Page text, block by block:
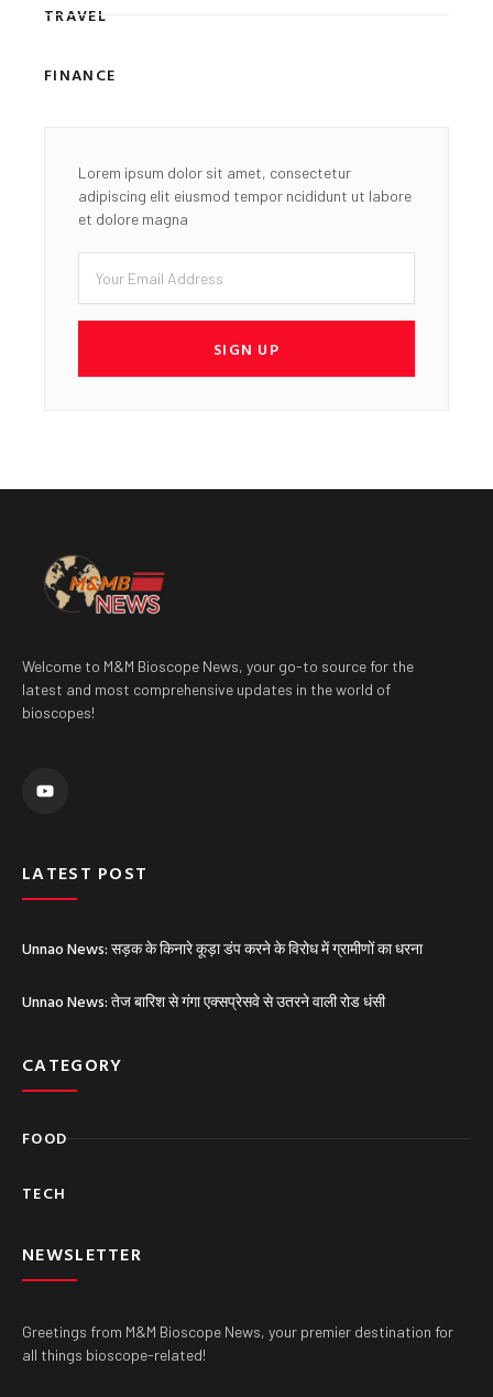
TRAVEL
FINANCE
Lorem ipsum dolor sit amet, consectetur
adipiscing elit eiusmod tempor ncididunt ut labore
et dolore magna
Email
SIGN UP
Welcome to M&M Bioscope News, your go-to source for the
latest and most comprehensive updates in the world of
bioscopes!
u
LATEST POST
Unnao News: सड़क के किनारे कूड़ा डंप करने के विरोध में ग्रामीणों का धरना
Unnao News: तेज बारिश से गंगा एक्सप्रेसवे से उतरने वाली रोड धंसी
CATEGORY
FOOD
TECH
NEWSLETTER
Greetings from M&M Bioscope News, your premier destination for
all things bioscope-related!